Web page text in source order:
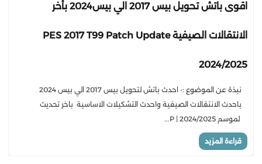
اقوى باتش تحويل بيس 2017 الي بيس2024 بأخر
الانتقالات الصيفية PES 2017 T99 Patch Update
2024/2025
نبذة عن الموضوع :- احدث باتش لتحويل بيس 2017 الي بيس 2024
باحدث الانتقالات الصيفية واحدث التشكيلات الاساسية باخر تحديث
لموسم 2024/2025 | P...
قراءة المزيد